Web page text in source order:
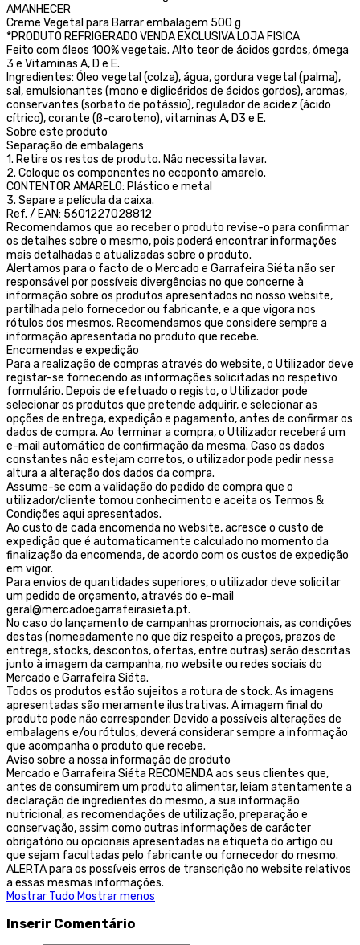
AMANHECER
Creme Vegetal para Barrar embalagem 500 g
*PRODUTO REFRIGERADO VENDA EXCLUSIVA LOJA FISICA
Feito com óleos 100% vegetais. Alto teor de ácidos gordos, ómega
3 e Vitaminas A, D e E.
Ingredientes: Óleo vegetal (colza), água, gordura vegetal (palma),
sal, emulsionantes (mono e diglicéridos de ácidos gordos), aromas,
conservantes (sorbato de potássio), regulador de acidez (ácido
cítrico), corante (ß-caroteno), vitaminas A, D3 e E.
Sobre este produto
Separação de embalagens
1. Retire os restos de produto. Não necessita lavar.
2. Coloque os componentes no ecoponto amarelo.
CONTENTOR AMARELO: Plástico e metal
3. Separe a película da caixa.
Ref. / EAN: 5601227028812
Recomendamos que ao receber o produto revise-o para confirmar
os detalhes sobre o mesmo, pois poderá encontrar informações
mais detalhadas e atualizadas sobre o produto.
Alertamos para o facto de o Mercado e Garrafeira Siéta não ser
responsável por possíveis divergências no que concerne à
informação sobre os produtos apresentados no nosso website,
partilhada pelo fornecedor ou fabricante, e a que vigora nos
rótulos dos mesmos. Recomendamos que considere sempre a
informação apresentada no produto que recebe.
Encomendas e expedição
Para a realização de compras através do website, o Utilizador deve
registar-se fornecendo as informações solicitadas no respetivo
formulário. Depois de efetuado o registo, o Utilizador pode
selecionar os produtos que pretende adquirir, e selecionar as
opções de entrega, expedição e pagamento, antes de confirmar os
dados de compra. Ao terminar a compra, o Utilizador receberá um
e-mail automático de confirmação da mesma. Caso os dados
constantes não estejam corretos, o utilizador pode pedir nessa
altura a alteração dos dados da compra.
Assume-se com a validação do pedido de compra que o
utilizador/cliente tomou conhecimento e aceita os Termos &
Condições aqui apresentados.
Ao custo de cada encomenda no website, acresce o custo de
expedição que é automaticamente calculado no momento da
finalização da encomenda, de acordo com os custos de expedição
em vigor.
Para envios de quantidades superiores, o utilizador deve solicitar
um pedido de orçamento, através do e-mail
geral@mercadoegarrafeirasieta.pt.
No caso do lançamento de campanhas promocionais, as condições
destas (nomeadamente no que diz respeito a preços, prazos de
entrega, stocks, descontos, ofertas, entre outras) serão descritas
junto à imagem da campanha, no website ou redes sociais do
Mercado e Garrafeira Siéta.
Todos os produtos estão sujeitos a rotura de stock. As imagens
apresentadas são meramente ilustrativas. A imagem final do
produto pode não corresponder. Devido a possíveis alterações de
embalagens e/ou rótulos, deverá considerar sempre a informação
que acompanha o produto que recebe.
Aviso sobre a nossa informação de produto
Mercado e Garrafeira Siéta RECOMENDA aos seus clientes que,
antes de consumirem um produto alimentar, leiam atentamente a
declaração de ingredientes do mesmo, a sua informação
nutricional, as recomendações de utilização, preparação e
conservação, assim como outras informações de carácter
obrigatório ou opcionais apresentadas na etiqueta do artigo ou
que sejam facultadas pelo fabricante ou fornecedor do mesmo.
ALERTA para os possíveis erros de transcrição no website relativos
a essas mesmas informações.
Mostrar Tudo Mostrar menos
Inserir Comentário